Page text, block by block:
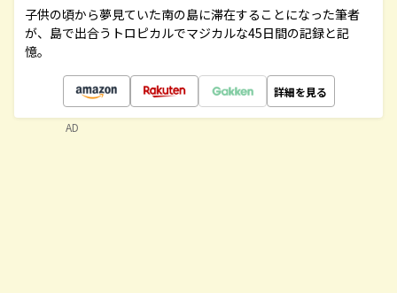
子供の頃から夢見ていた南の島に滞在することになった筆者
が、島で出合うトロピカルでマジカルな45日間の記録と記
憶。
詳細を見る
AD